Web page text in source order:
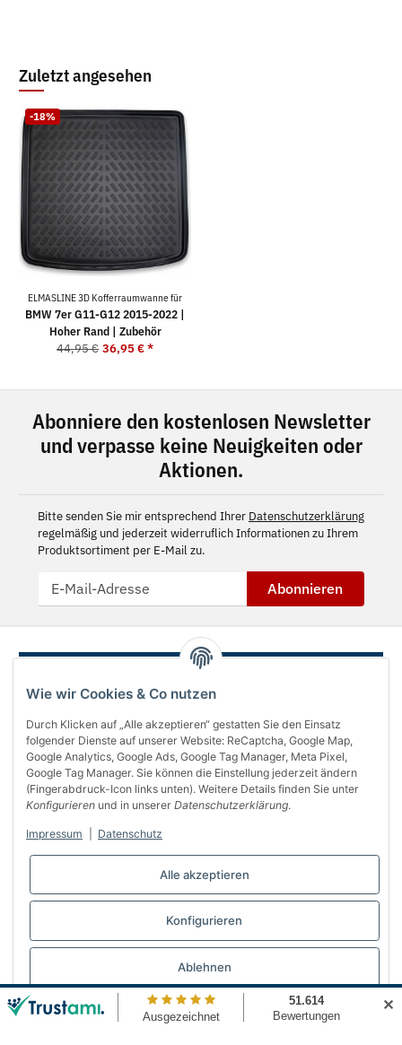
Wie wir Cookies & Co nutzen
Durch Klicken auf „Alle akzeptieren“ gestatten Sie den Einsatz
folgender Dienste auf unserer Website: ReCaptcha, Google Map,
Google Analytics, Google Ads, Google Tag Manager, Meta Pixel,
Google Tag Manager. Sie können die Einstellung jederzeit ändern
(Fingerabdruck-Icon links unten). Weitere Details finden Sie unter
Konfigurieren und in unserer Datenschutzerklärung.
Impressum Datenschutz
Alle akzeptieren
Konfigurieren
Ablehnen
Zuletzt angesehen
-18%
ELMASLINE 3D Kofferraumwanne für
BMW 7er G11-G12 2015-2022 |
Hoher Rand | Zubehör
44,95 € 36,95 €*
Abonniere den kostenlosen Newsletter
und verpasse keine Neuigkeiten oder
Aktionen.
Bitte senden Sie mir entsprechend Ihrer Datenschutzerklärung
regelmäßig und jederzeit widerruflich Informationen zu Ihrem
Produktsortiment per E-Mail zu.
Abonnieren
Über uns
Informationen
Bequem bezahlen
✕